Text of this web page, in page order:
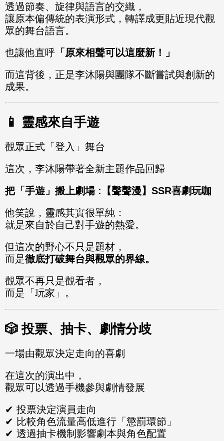
透過節奏、旋律與語言的交織，
讓原本偏傳統的表演形式，轉譯成更貼近現代觀
眾的舞台語言。
也讓他直呼 「原來相聲可以這麼新！」
而這背後，正是李沐陽與團隊不斷嘗試與創新的
成果。
📱 靈感來自手遊
觀眾正式「登入」舞台
這次，李沐陽帶著全新主題作品回歸
把「手遊」搬上劇場 :【聲聲漫】SSR喜劇玩咖
他笑說，靈感其實很單純：
就是來自於自己對手遊的熱愛。
但這次的野心不只是題材，
而是徹底打破舞台與觀眾的界線。
觀眾不再只是觀看者，
而是「玩家」。
🎲 投票、抽卡、劇情分歧
一場由觀眾決定走向的喜劇
在這次的演出中，
觀眾可以透過手機參與劇情發展
✔ 投票決定演員走向
✔ 比較角色流量高低進行「懲罰環節」
✔ 透過抽卡機制影響劇本與角色配置